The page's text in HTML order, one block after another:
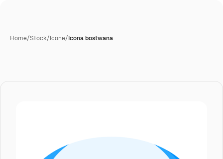
Home/Stock/Icone/Icona bostwana